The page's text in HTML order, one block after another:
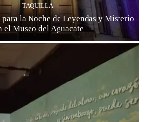
TAQUILLA
para la Noche de Leyendas y Misterio
el Museo del Aguacate